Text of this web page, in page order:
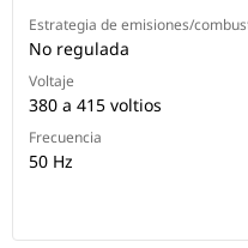
Estrategia de emisiones/
No regulada
Voltaje
380 a 415 voltios
Frecuencia
50 Hz